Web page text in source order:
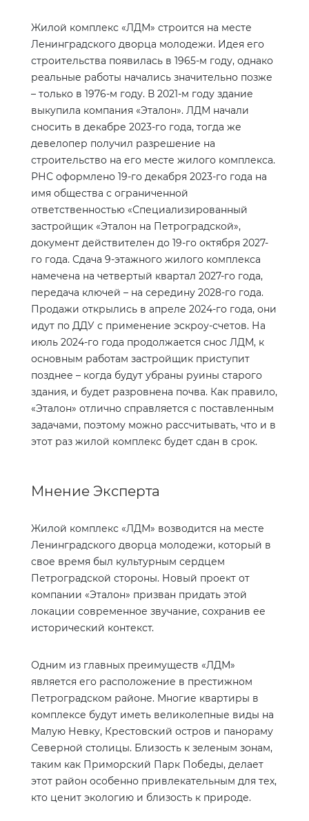
Жилой комплекс «ЛДМ» строится на месте
Ленинградского дворца молодежи. Идея его
строительства появилась в 1965-м году, однако
реальные работы начались значительно позже
– только в 1976-м году. В 2021-м году здание
выкупила компания «Эталон». ЛДМ начали
сносить в декабре 2023-го года, тогда же
девелопер получил разрешение на
строительство на его месте жилого комплекса.
РНС оформлено 19-го декабря 2023-го года на
имя общества с ограниченной
ответственностью «Специализированный
застройщик «Эталон на Петроградской»,
документ действителен до 19-го октября 2027-
го года. Сдача 9-этажного жилого комплекса
намечена на четвертый квартал 2027-го года,
передача ключей – на середину 2028-го года.
Продажи открылись в апреле 2024-го года, они
идут по ДДУ с применение эскроу-счетов. На
июль 2024-го года продолжается снос ЛДМ, к
основным работам застройщик приступит
позднее – когда будут убраны руины старого
здания, и будет разровнена почва. Как правило,
«Эталон» отлично справляется с поставленным
задачами, поэтому можно рассчитывать, что и в
этот раз жилой комплекс будет сдан в срок.
Мнение Эксперта
Жилой комплекс «ЛДМ» возводится на месте
Ленинградского дворца молодежи, который в
свое время был культурным сердцем
Петроградской стороны. Новый проект от
компании «Эталон» призван придать этой
локации современное звучание, сохранив ее
исторический контекст.
Одним из главных преимуществ «ЛДМ»
является его расположение в престижном
Петроградском районе. Многие квартиры в
комплексе будут иметь великолепные виды на
Малую Невку, Крестовский остров и панораму
Северной столицы. Близость к зеленым зонам,
таким как Приморский Парк Победы, делает
этот район особенно привлекательным для тех,
кто ценит экологию и близость к природе.